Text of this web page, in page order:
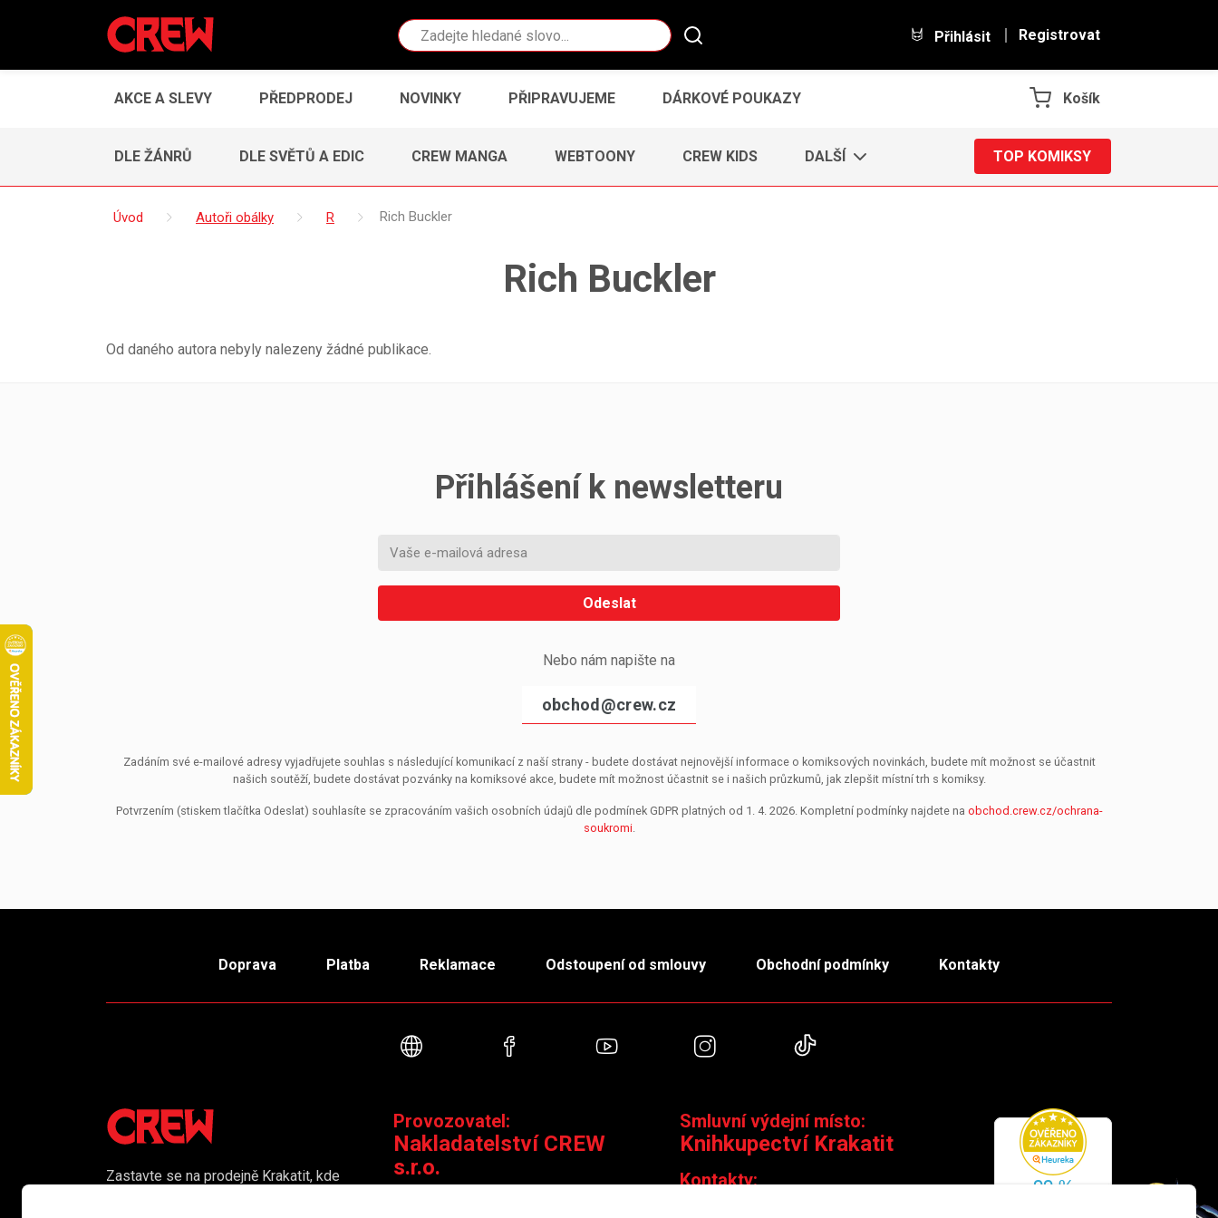
Vyhledávání Přihlásit Registrovat
AKCE A SLEVY PŘEDPRODEJ NOVINKY PŘIPRAVUJEME DÁRKOVÉ POUKAZY Košík
DLE ŽÁNRŮ DLE SVĚTŮ A EDIC CREW MANGA WEBTOONY CREW KIDS DALŠÍ TOP KOMIKSY
Úvod Autoři obálky R Rich Buckler
Rich Buckler
Od daného autora nebyly nalezeny žádné publikace.
Přihlášení k newsletteru
Odeslat
Nebo nám napište na
obchod@crew.cz
Zadáním své e-mailové adresy vyjadřujete souhlas s následující komunikací z naší strany - budete dostávat nejnovější informace o komiksových novinkách, budete mít možnost se účastnit
našich soutěží, budete dostávat pozvánky na komiksové akce, budete mít možnost účastnit se i našich průzkumů, jak zlepšit místní trh s komiksy.
Potvrzením (stiskem tlačítka Odeslat) souhlasíte se zpracováním vašich osobních údajů dle podmínek GDPR platných od 1. 4. 2026. Kompletní podmínky najdete na obchod.crew.cz/ochrana-
soukromi.
Doprava Platba Reklamace Odstoupení od smlouvy Obchodní podmínky Kontakty
Webové stránkyFacebookYouTube Instagram
Zastavte se na prodejně Krakatit, kde
Provozovatel:
Nakladatelství CREW
s.r.o.
Smluvní výdejní místo:
Knihkupectví Krakatit
Kontakty: